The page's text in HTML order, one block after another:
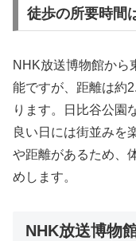
徒歩の所要時間
NHK放送博物館から
能ですが、距離は約
ります。日比谷公園
良い日には街並みを
や距離があるため、
めします。
NHK放送博物